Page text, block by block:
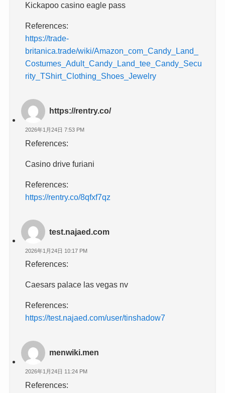
Kickapoo casino eagle pass
References:
https://trade-
britanica.trade/wiki/Amazon_com_Candy_Land_
Costumes_Adult_Candy_Land_tee_Candy_Secu
rity_TShirt_Clothing_Shoes_Jewelry
https://rentry.co/
2026年1月24日 7:53 PM
References:
Casino drive furiani
References:
https://rentry.co/8qfxf7qz
test.najaed.com
2026年1月24日 10:17 PM
References:
Caesars palace las vegas nv
References:
https://test.najaed.com/user/tinshadow7
menwiki.men
2026年1月24日 11:24 PM
References: